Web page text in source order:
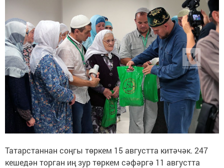
Татарстаннан соңгы төркем 15 августта китәчәк. 247
кешедән торган иң зур төркем сәфәргә 11 августта